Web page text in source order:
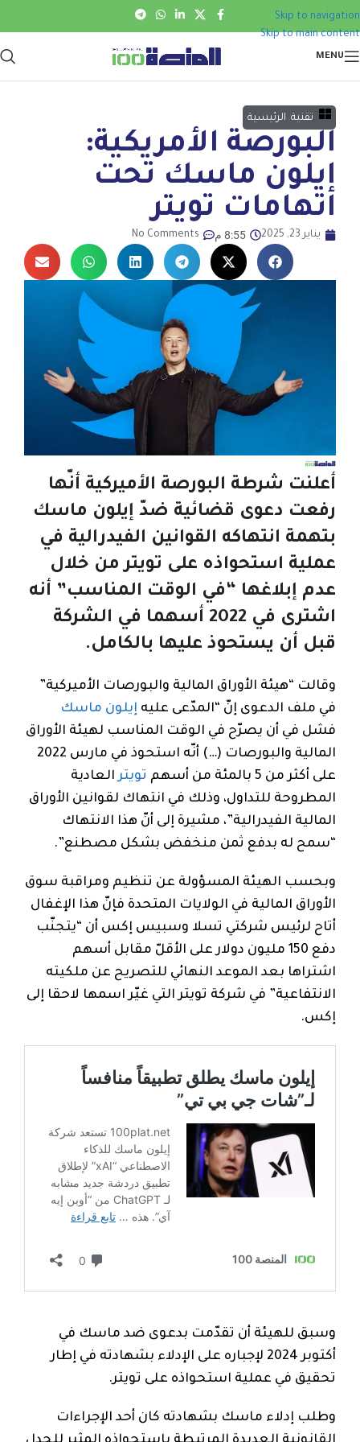
Skip to navigation
Skip to main content
MENU
تقنية الرئيسية
البورصة الأمريكية:
إيلون ماسك تحت
اتهامات تويتر
يناير 23, 2025 8:55 م No Comments
أعلنت شرطة البورصة الأميركية أنّها
رفعت دعوى قضائية ضدّ إيلون ماسك
بتهمة انتهاكه القوانين الفيدرالية في
عملية استحواذه على تويتر من خلال
عدم إبلاغها “في الوقت المناسب” أنه
اشترى في 2022 أسهما في الشركة
قبل أن يستحوذ عليها بالكامل.
وقالت “هيئة الأوراق المالية والبورصات الأميركية”
في ملف الدعوى إنّ “المدّعى عليه إيلون ماسك
فشل في أن يصرّح في الوقت المناسب لهيئة الأوراق
المالية والبورصات (…) أنّه استحوذ في مارس 2022
على أكثر من 5 بالمئة من أسهم
تويترالعادية
المطروحة للتداول، وذلك في انتهاك لقوانين الأوراق
المالية الفيدرالية”، مشيرة إلى أنّ هذا الانتهاك
“سمح له بدفع ثمن منخفض بشكل مصطنع”.
وبحسب الهيئة المسؤولة عن تنظيم ومراقبة سوق
الأوراق المالية في الولايات المتحدة فإنّ هذا الإغفال
أتاح لرئيس شركتي تسلا وسبيس إكس أن “يتجنّب
دفع 150 مليون دولار على الأقلّ مقابل أسهم
اشتراها بعد الموعد النهائي للتصريح عن ملكيته
الانتفاعية” في شركة تويتر التي غيّر اسمها لاحقا إلى
إكس.
وسبق للهيئة أن تقدّمت بدعوى ضد ماسك في
أكتوبر 2024 لإجباره على الإدلاء بشهادته في إطار
تحقيق في عملية استحواذه على تويتر.
وطلب إدلاء ماسك بشهادته كان أحد الإجراءات